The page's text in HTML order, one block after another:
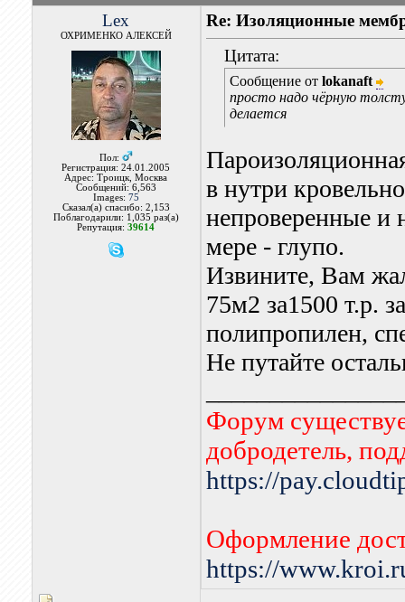
Lex
ОХРИМЕНКО АЛЕКСЕЙ
Пол:
Регистрация: 24.01.2005
Адрес: Троицк, Москва
Сообщений: 6,563
Images: 75
Сказал(а) спасибо: 2,153
Поблагодарили: 1,035 раз(а)
Репутация:39614
Re: Изоляционные
Цитата:
Сообщение от lokanaft
просто надо чёрную
делается
в нутри
непроверенные и
мере - глупо.
Извините, Вам
75м2 за1500 т.р.
полипропилен,
Не путайте
Форум
добродетель,
https://
Оформление
https://